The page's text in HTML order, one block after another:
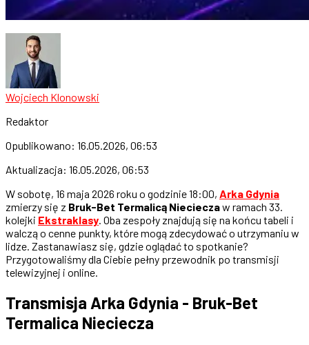
Wojciech Klonowski
Redaktor
Opublikowano: 16.05.2026, 06:53
Aktualizacja: 16.05.2026, 06:53
W sobotę, 16 maja 2026 roku o godzinie 18:00, Arka Gdynia
zmierzy się z Bruk-Bet Termalicą Niecieczaw ramach 33.
kolejki Ekstraklasy. Oba zespoły znajdują się na końcu tabeli i
walczą o cenne punkty, które mogą zdecydować o utrzymaniu w
lidze. Zastanawiasz się, gdzie oglądać to spotkanie?
Przygotowaliśmy dla Ciebie pełny przewodnik po transmisji
telewizyjnej i online.
Transmisja Arka Gdynia - Bruk-Bet
Termalica Nieciecza